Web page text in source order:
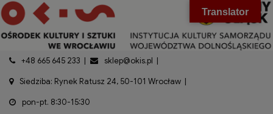
treści
Skip
to
content
+48 665 645 233
sklep@okis.pl
Siedziba: Rynek Ratusz 24, 50-101 Wrocław
pon-pt. 8:30-15:30
Translator